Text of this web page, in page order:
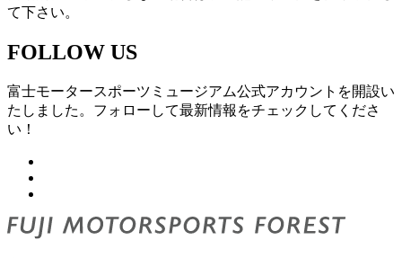
て下さい。
FOLLOW US
富士モータースポーツミュージアム公式アカウントを開設い
たしました。フォローして最新情報をチェックしてくださ
い！